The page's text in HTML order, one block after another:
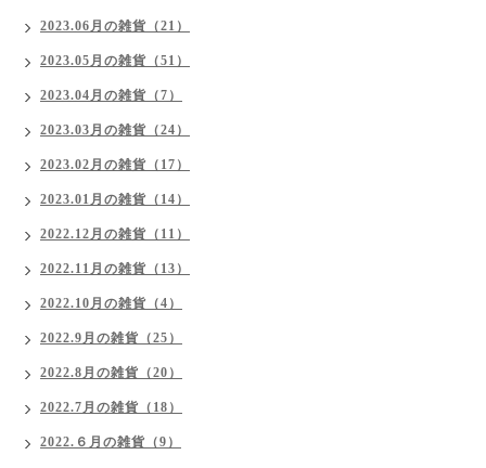
2023.06月の雑貨（21）
2023.05月の雑貨（51）
2023.04月の雑貨（7）
2023.03月の雑貨（24）
2023.02月の雑貨（17）
2023.01月の雑貨（14）
2022.12月の雑貨（11）
2022.11月の雑貨（13）
2022.10月の雑貨（4）
2022.9月の雑貨（25）
2022.8月の雑貨（20）
2022.7月の雑貨（18）
2022.６月の雑貨（9）